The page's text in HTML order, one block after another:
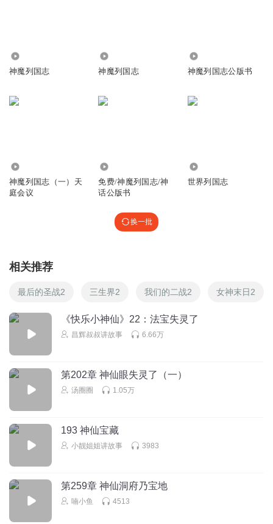
神魔列国志 神魔列国志 神魔列国志公版书
神魔列国志（一）天
庭会议
免费/神魔列国志/神
话公版书
世界列国志
换一批
相关推荐
最后的圣战2 三生界2 我们的二战2 女神末日2
《快乐小神仙》22：法宝失灵了
昌辉叔叔讲故事 6.66万
第202章 神仙眼失灵了（一）
汤圈圈 1.05万
193 神仙宝藏
小靓姐姐讲故事 3983
第259章 神仙洞府乃宝地
喃小鱼 4513